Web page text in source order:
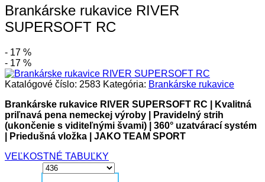
Brankárske rukavice RIVER
SUPERSOFT RC
- 17 %
- 17 %
Katalógové číslo: 2583 Kategória: Brankárske rukavice
Brankárske rukavice RIVER SUPERSOFT RC | Kvalitná
priľnavá pena nemeckej výroby | Pravidelný strih
(ukončenie s viditeľnými švami) | 360° uzatvárací systém
| Priedušná vložka | JAKO TEAM SPORT
VEĽKOSTNÉ TABUĽKY